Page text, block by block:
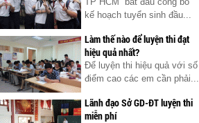
kế hoạch tuyển sinh đầu...
Làm thế nào để luyện thi đạt
hiệu quả nhất?
Để luyện thi hiệu quả với số
điểm cao các em cần phải...
Lãnh đạo Sở GD-ĐT luyện thi
miễn phí